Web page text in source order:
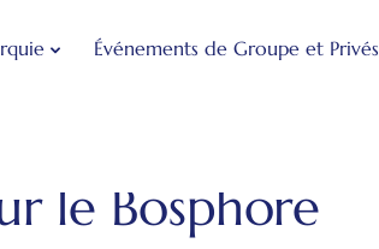
Événements de Groupe et Privés
le Bosphore